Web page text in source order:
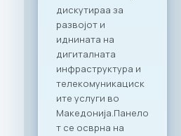
поставувајќи нови
стандарди во
корпоративното
дружење.“ – изјави
Ирена Голомеиќ,
Директор на
продажба, RAGUSA
Group Сеопфатно
партнерство со